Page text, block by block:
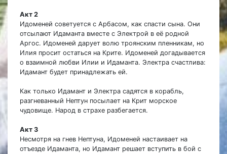
Акт 2
Идоменей советуется с Арбасом, как спасти сына. Они
отсылают Идаманта вместе с Электрой в её родной
Аргос. Идоменей дарует волю троянским пленникам, но
Илия просит остаться на Крите. Идоменей догадывается
о взаимной любви Илии и Идаманта. Электра счастлива:
Идамант будет принадлежать ей.
Как только Идамант и Электра садятся в корабль,
разгневанный Нептун посылает на Крит морское
чудовище. Народ в страхе разбегается.
Акт 3
Несмотря на гнев Нептуна, Идоменей настаивает на
отъезде Идаманта, но Идамант решает вступить в бой с